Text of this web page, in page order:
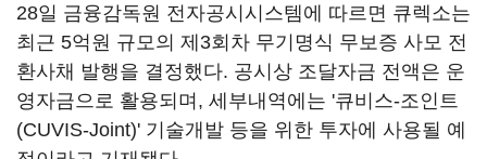
28일 금융감독원 전자공시시스템에 따르면 큐렉소는
최근 5억원 규모의 제3회차 무기명식 무보증 사모 전
환사채 발행을 결정했다. 공시상 조달자금 전액은 운
영자금으로 활용되며, 세부내역에는 '큐비스-조인트
(CUVIS-Joint)' 기술개발 등을 위한 투자에 사용될 예